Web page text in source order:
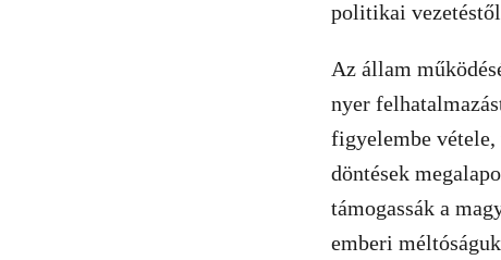
politikai
Az állam
nyer
figyelembe vétele,
döntések
támogassák a
emberi